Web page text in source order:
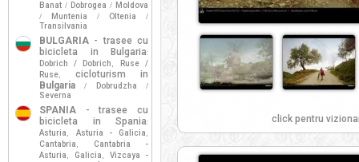
click pentru
Banat / Dobrogea / Moldova
/ Muntenia / Oltenia /
Transilvania
BULGARIA - trasee cu
bicicleta in Bulgaria:
Dobrich / Dobrich ,
Ruse /
Ruse,
cicloturism in
Bulgaria
/ Dobrudzha /
Severna
SPANIA - trasee cu
bicicleta in Spania:
Asturia , Asturia - Galicia ,
Cantabria ,
Cantabria -
Asturia , Galicia ,
Vizcaya -